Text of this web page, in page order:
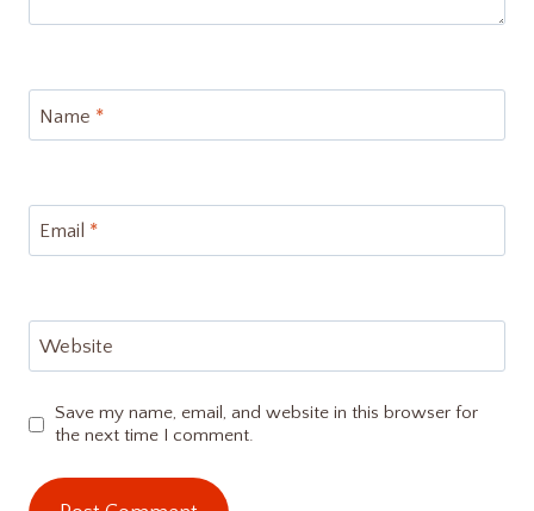
Name *
Email *
Website
Save my name, email, and website in this browser for
the next time I comment.